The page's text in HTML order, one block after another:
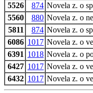
5526
874 Novela z. o
5560
880 Novela z. o
5811
874 Novela z. o
6086 1017 Novela z. o
6391 1018 Novela z. o
6427 1017 Novela z. o
6432 1017 Novela z. o